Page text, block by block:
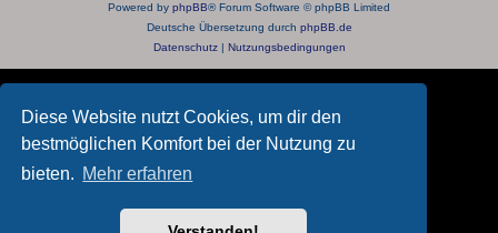
Diese Website nutzt Cookies, um dir den
bestmöglichen Komfort bei der Nutzung zu
bieten. Mehr erfahren
Powered by phpBB® Forum Software © phpBB Limited
Deutsche Übersetzung durch phpBB.de
Datenschutz| Nutzungsbedingungen